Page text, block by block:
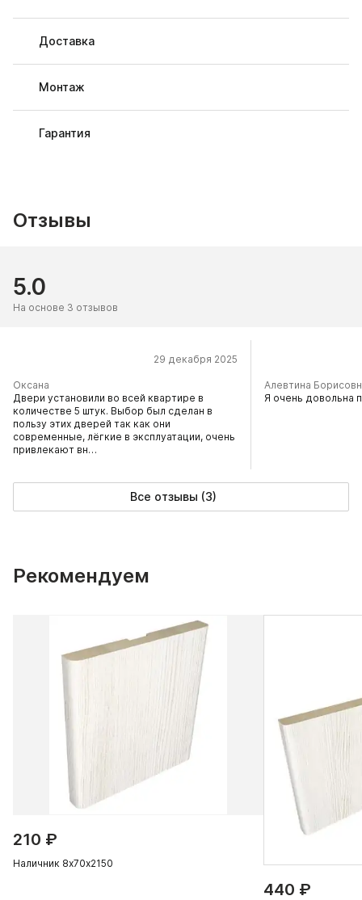
Доставка
Монтаж
Гарантия
Отзывы
5.0
На основе 3 отзывов
29 декабря 2025
Оксана
Двери установили во всей квартире в
количестве 5 штук. Выбор был сделан в
пользу этих дверей так как они
современные, лёгкие в эксплуатации, очень
привлекают вн…
Алевтина
Я очень довольна
Все отзывы (3)
Рекомендуем
210 ₽
Наличник 8х70х2150
440 ₽